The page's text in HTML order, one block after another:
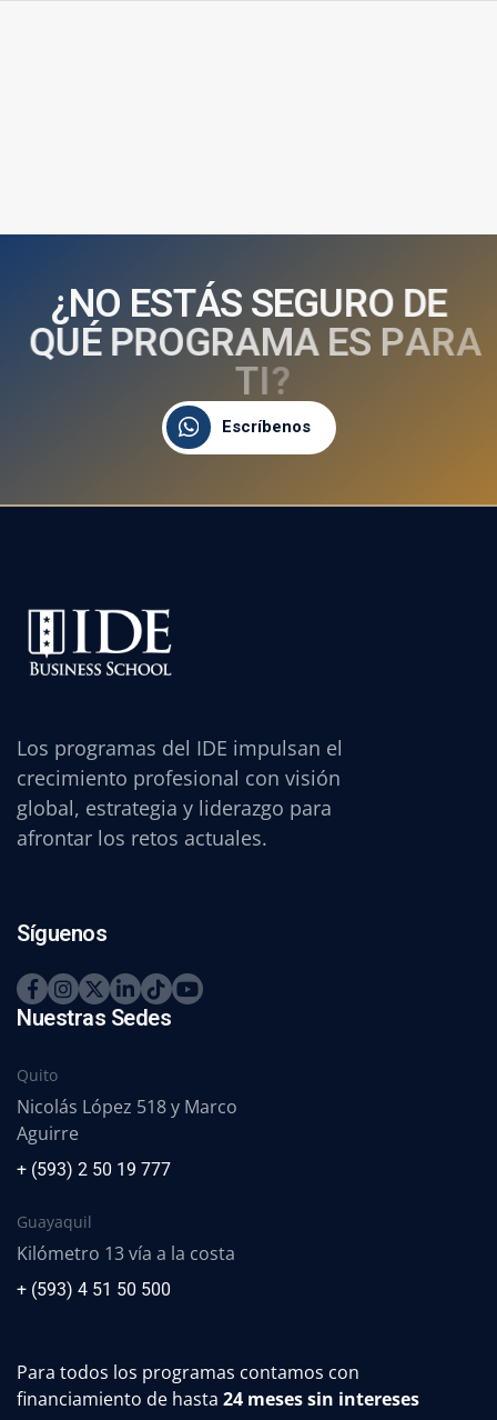
¿NO ESTÁS SEGURO DE
QUÉ PROGRAMA ES PARA
TI?
Escríbenos
Los programas del IDE impulsan el
crecimiento profesional con visión
global, estrategia y liderazgo para
afrontar los retos actuales.
Síguenos
Nuestras Sedes
Quito
Nicolás López 518 y Marco
Aguirre
+ (593) 2 50 19 777
Guayaquil
Kilómetro 13 vía a la costa
+ (593) 4 51 50 500
Para todos los programas contamos con
financiamiento de hasta 24 meses sin intereses